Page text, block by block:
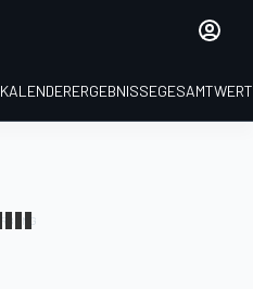
KALENDERERGEBNISSE